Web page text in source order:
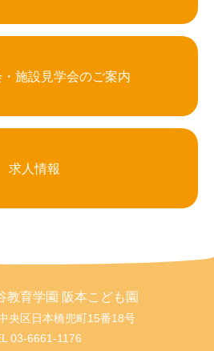
・施設見学会のご案内
求人情報
教育学園 阪本こども園
央区日本橋兜町15番18号
03-6661-1176